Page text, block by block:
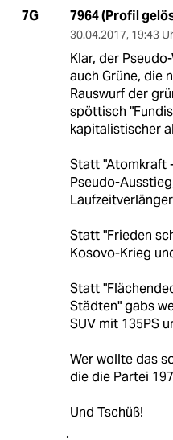
7G 7964 (Profil
30.04.2017, 19:43
Klar, der
auch Grüne, die
Rauswurf der
spöttisch
kapitalistischer
Statt "Atomkraft
Pseudo-
Statt "Frieden
Kosovo-Krieg
Statt
Städten" gabs
SUV mit 135PS
Wer wollte das
die die Partei
Und Tschüß!